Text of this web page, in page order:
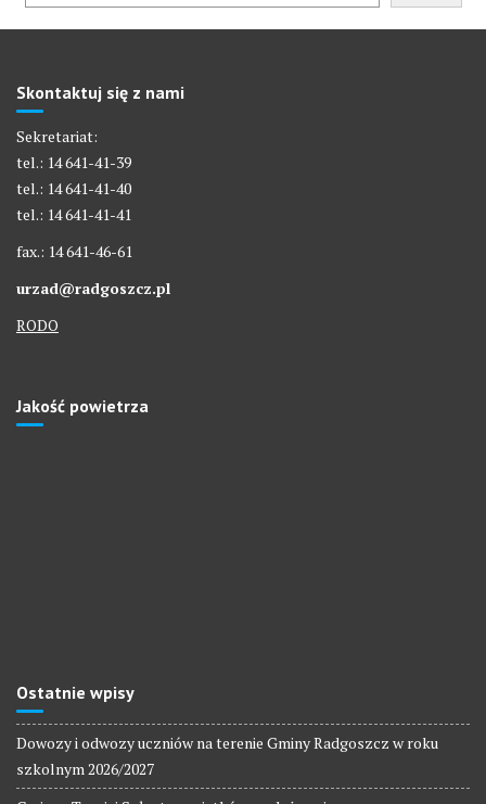
Skontaktuj się z nami
Sekretariat:
tel.: 14 641-41-39
tel.: 14 641-41-40
tel.: 14 641-41-41
fax.: 14 641-46-61
urzad@radgoszcz.pl
RODO
Jakość powietrza
Ostatnie wpisy
Dowozy i odwozy uczniów na terenie Gminy Radgoszcz w roku
szkolnym 2026/2027